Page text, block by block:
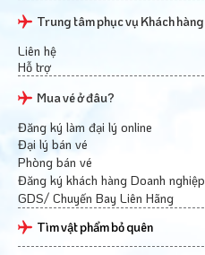
Trung tâm phục vụ Khách hàng
Liên hệ
Hỗ trợ
Mua vé ở đâu?
Đăng ký làm đại lý online
Đại lý bán vé
Phòng bán vé
Đăng ký khách hàng Doanh nghiệp
GDS/ Chuyến Bay Liên Hãng
Tìm vật phẩm bỏ quên